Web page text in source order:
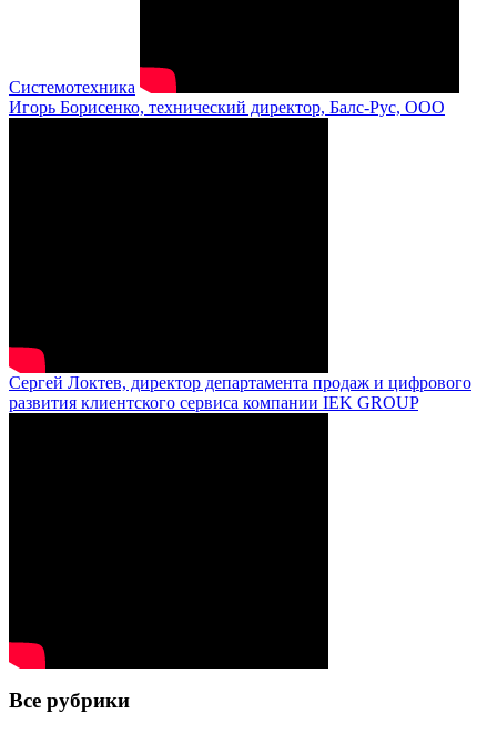
Системотехника
Игорь Борисенко, технический директор, Балс-Рус, ООО
Сергей Локтев, директор департамента продаж и цифрового
развития клиентского сервиса компании IEK GROUP
Все рубрики